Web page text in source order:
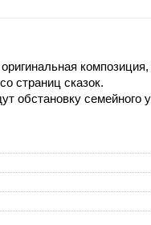
страниц сказок.
обстановку семейного